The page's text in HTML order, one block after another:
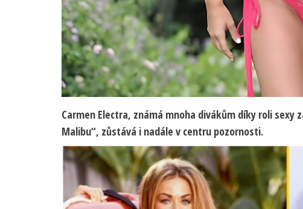
Carmen Electra, známá mnoha divákům díky roli sexy
Malibu“, zůstává i nadále v centru pozornosti.